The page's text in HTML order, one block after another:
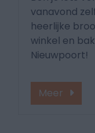
vanavond
heerlijke
winkel en
Nieuwpoort!
Meer